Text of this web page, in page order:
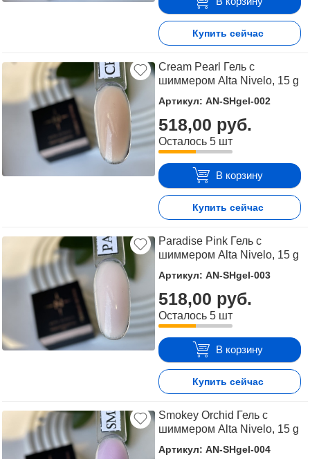
Купить сейчас
Cream Pearl Гель с
шиммером Alta Nivelo, 15 g
Артикул: AN-SHgel-002
518,00 руб.
Осталось 5 шт
В корзину
Купить сейчас
Paradise Pink Гель с
шиммером Alta Nivelo, 15 g
Артикул: AN-SHgel-003
518,00 руб.
Осталось 5 шт
В корзину
Купить сейчас
Smokey Orchid Гель с
шиммером Alta Nivelo, 15 g
Артикул: AN-SHgel-004